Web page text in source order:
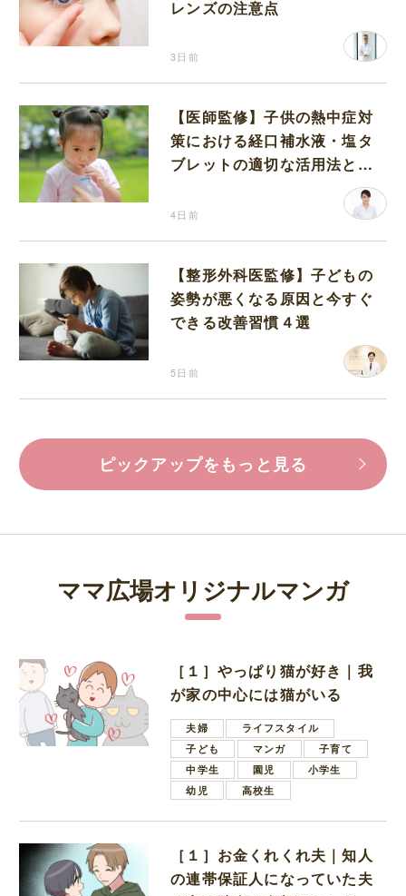
レンズの注意点
3日前
【医師監修】子供の熱中症対
策における経口補水液・塩タ
ブレットの適切な活用法と水
4日前
【整形外科医監修】子どもの
姿勢が悪くなる原因と今すぐ
できる改善習慣４選
5日前
ピックアップをもっと見る
ママ広場オリジナルマンガ
［１］やっぱり猫が好き｜我
が家の中心には猫がいる
夫婦
ライフスタイル
子ども
マンガ
子育て
中学生
園児
小学生
幼児
高校生
［１］お金くれくれ夫｜知人
の連帯保証人になっていた夫